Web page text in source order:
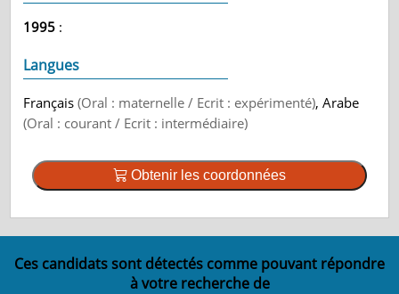
1995 :
Langues
Français(Oral : maternelle / Ecrit : expérimenté), Arabe
(Oral : courant / Ecrit : intermédiaire)
Obtenir les coordonnées
Ces candidats sont détectés comme pouvant répondre
à votre recherche de